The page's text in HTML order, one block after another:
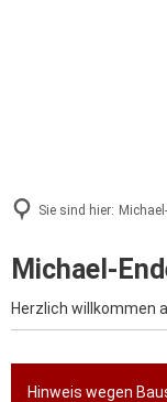
Sie sind hier:
Michael-
Herzlich willkommen
Hinweis wegen